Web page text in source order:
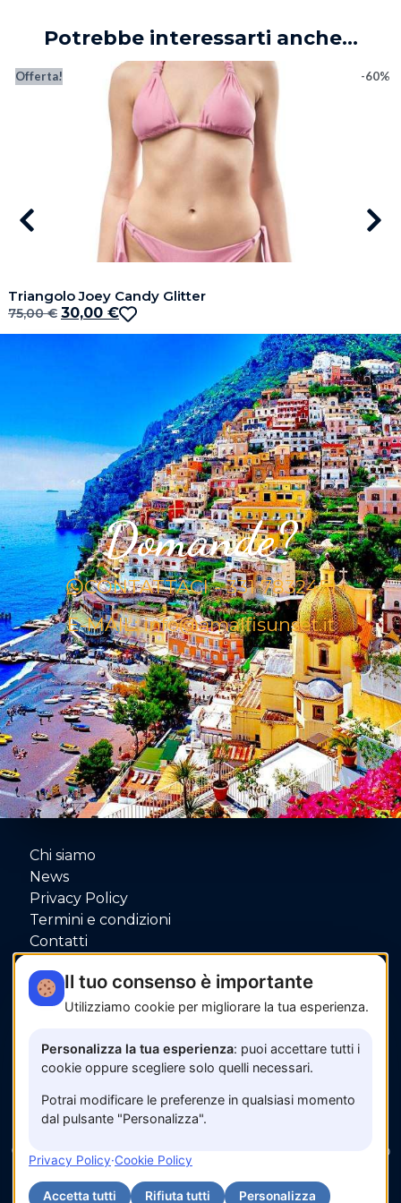
Potrebbe interessarti anche...
-60%
Offerta!
Triangolo Joey Candy Glitter
75,00€ 30,00 €
Domande?
CONTATTACI - 331 7832451
E-MAIL: info@amalfisunset.it
Chi siamo
News
Privacy Policy
Termini e condizioni
Contatti
Pagamenti sicuri con
© 2026 www.amalfisunset.it —
— Facciamo
cose…
Il tuo consenso è importante
Utilizziamo cookie per migliorare la tua esperienza.
Personalizza la tua esperienza: puoi accettare tutti i
cookie oppure scegliere solo quelli necessari.
Potrai modificare le preferenze in qualsiasi momento
dal pulsante "Personalizza".
Privacy Policy·Cookie Policy
Accetta tutti Rifiuta tutti Personalizza